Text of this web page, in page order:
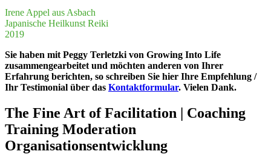
Irene Appel aus Asbach
Japanische Heilkunst Reiki
2019
Sie haben mit Peggy Terletzki von Growing Into Life
zusammengearbeitet und möchten anderen von Ihrer
Erfahrung berichten, so schreiben Sie hier Ihre Empfehlung /
Ihr Testimonial über das Kontaktformular. Vielen Dank.
The Fine Art of Facilitation | Coaching
Training Moderation
Organisationsentwicklung